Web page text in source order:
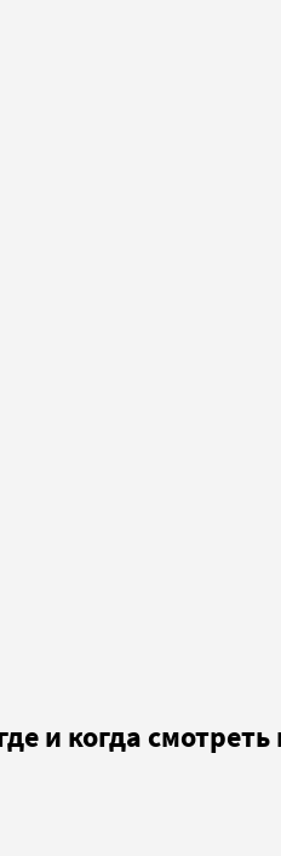
и когда